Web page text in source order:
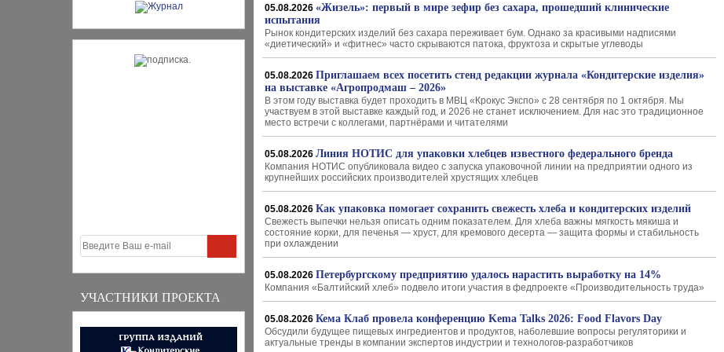
УЧАСТНИКИ ПРОЕКТА
05.08.2026 «Жизель»: первый в мире зефир без сахара, прошедший клинические
испытания
Рынок кондитерских изделий без сахара переживает бум. Однако за красивыми надписями
«диетический» и «фитнес» часто скрываются патока, фруктоза и скрытые углеводы
05.08.2026 Приглашаем всех посетить стенд редакции журнала «Кондитерские изделия»
на выставке «Агропродмаш – 2026»
В этом году выставка будет проходить в МВЦ «Крокус Экспо» с 28 сентября по 1 октября. Мы
участвуем в этой выставке каждый год, и 2026 не станет исключением. Для нас это традиционное
место встречи с коллегами, партнёрами и читателями
05.08.2026 Линия НОТИС для упаковки хлебцев известного федерального бренда
Компания НОТИС опубликовала видео с запуска упаковочной линии на предприятии одного из
крупнейших российских производителей хрустящих хлебцев
05.08.2026 Как упаковка помогает сохранить свежесть хлеба и кондитерских изделий
Свежесть выпечки нельзя описать одним показателем. Для хлеба важны мягкость мякиша и
состояние корки, для печенья — хруст, для кремового десерта — защита формы и стабильность
при охлаждении
05.08.2026 Петербургскому предприятию удалось нарастить выработку на 14%
Компания «Балтийский хлеб» подвело итоги участия в федпроекте «Производительность труда»
05.08.2026 Кема Клаб провела конференцию Kema Talks 2026: Food Flavors Day
Обсудили будущее пищевых ингредиентов и продуктов, наболевшие вопросы регуляторики и
актуальные тренды в компании экспертов индустрии и технологов-разработчиков